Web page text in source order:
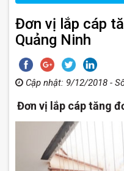
Đơn vị lắp cáp
Quảng Ninh
Cập nhật: 9/12/2018 -
Đơn vị lắp cáp tăng